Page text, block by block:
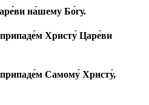
на́шему Бо́гу.
Христу́ Царе́ви
Самому́ Христу́,